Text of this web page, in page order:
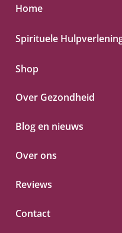
Home
Spirituele
Shop
Over Gezondheid
Blog en nieuws
Over ons
Reviews
Contact